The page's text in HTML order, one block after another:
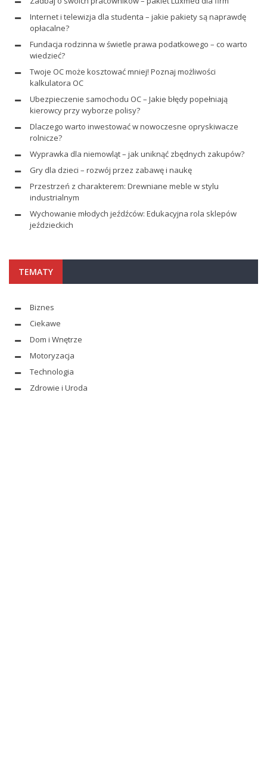
Internet i telewizja dla studenta – jakie pakiety są naprawdę
opłacalne?
Fundacja rodzinna w świetle prawa podatkowego – co warto
wiedzieć?
Twoje OC może kosztować mniej! Poznaj możliwości
kalkulatora OC
Ubezpieczenie samochodu OC – Jakie błędy popełniają
kierowcy przy wyborze polisy?
Dlaczego warto inwestować w nowoczesne opryskiwacze
rolnicze?
Wyprawka dla niemowląt – jak uniknąć zbędnych zakupów?
Gry dla dzieci – rozwój przez zabawę i naukę
Przestrzeń z charakterem: Drewniane meble w stylu
industrialnym
Wychowanie młodych jeźdźców: Edukacyjna rola sklepów
jeździeckich
TEMATY
Biznes
Ciekawe
Dom i Wnętrze
Motoryzacja
Technologia
Zdrowie i Uroda